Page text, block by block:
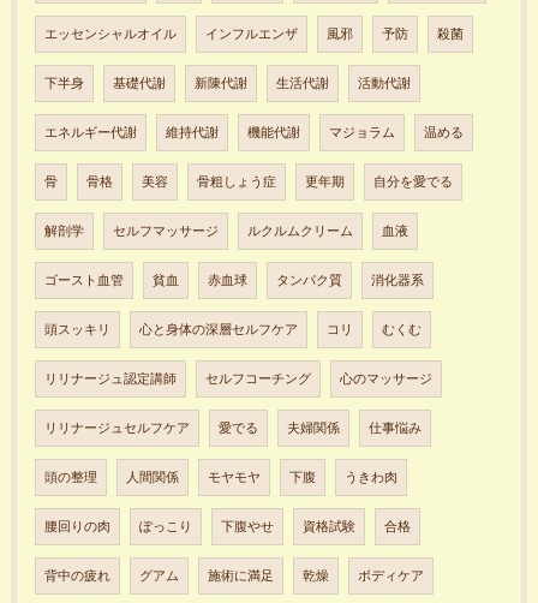
エッセンシャルオイル インフルエンザ 風邪 予防 殺菌
下半身 基礎代謝 新陳代謝 生活代謝 活動代謝
エネルギー代謝 維持代謝 機能代謝 マジョラム 温める
骨 骨格 美容 骨粗しょう症 更年期 自分を愛でる
解剖学 セルフマッサージ ルクルムクリーム 血液
ゴースト血管 貧血 赤血球 タンパク質 消化器系
頭スッキリ 心と身体の深層セルフケア コリ むくむ
リリナージュ認定講師 セルフコーチング 心のマッサージ
リリナージュセルフケア 愛でる 夫婦関係 仕事悩み
頭の整理 人間関係 モヤモヤ 下腹 うきわ肉
腰回りの肉 ぽっこり 下腹やせ 資格試験 合格
背中の疲れ グアム 施術に満足 乾燥 ボディケア